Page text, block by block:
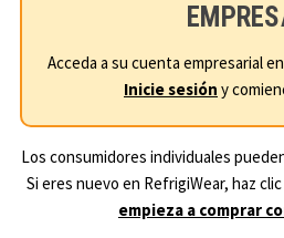
Acceda a su cuenta empresarial en
Inicie sesión y
Los consumidores individuales
Si eres nuevo en RefrigiWear, haz
empieza a comprar